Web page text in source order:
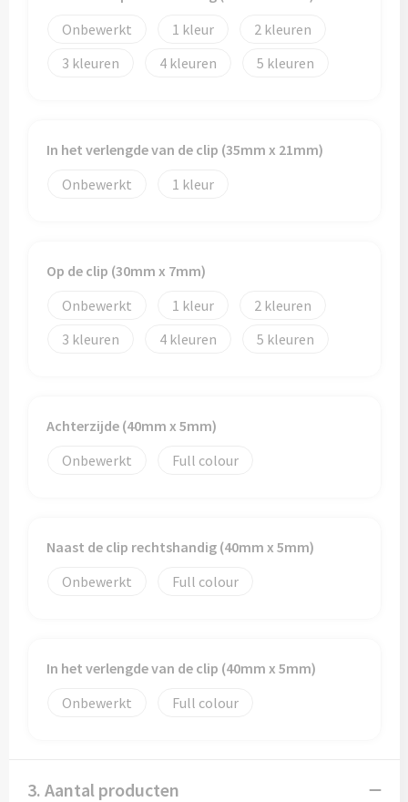
Onbewerkt
1
2
3
4 5
In het verlengde van de clip (35mm x 21mm)
Onbewerkt
1
Op de clip (30mm x 7mm)
Onbewerkt
1
2
3
4 5
Achterzijde (40mm x 5mm)
Onbewerkt
Full colour
Naast de clip rechtshandig (40mm x 5mm)
Onbewerkt
Full colour
In het verlengde van de clip (40mm x 5mm)
Onbewerkt
Full colour
3. Aantal producten